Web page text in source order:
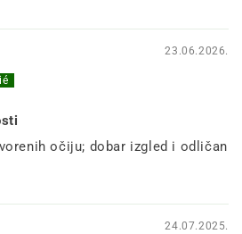
23.06.2026.
očiju; dobar izgled i odličan
24.07.2025.